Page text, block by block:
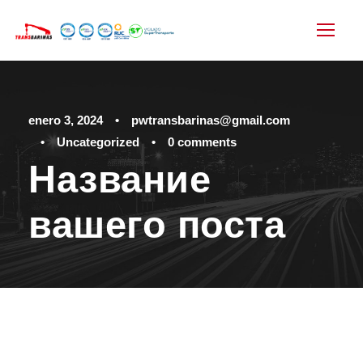
enero 3, 2024 •
pwtransbarinas@gmail.com
•
Uncategorized • 0 comments
Название
вашего поста